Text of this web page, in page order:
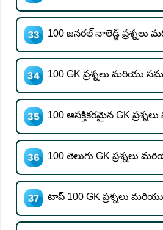
100 జనరల్ నాలెడ్జ్
100 GK ప్రశ్నలు మరియు
100 ఆసక్తికరమైన GK
100 తెలుగు GK ప్రశ్నలు
టాప్ 100 GK ప్రశ్నలు